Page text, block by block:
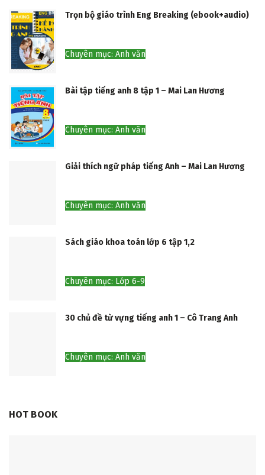
Trọn bộ giáo trình Eng Breaking (ebook+audio)
Chuyên mục: Anh văn
Bài tập tiếng anh 8 tập 1 – Mai Lan Hương
Chuyên mục: Anh văn
Giải thích ngữ pháp tiếng Anh – Mai Lan Hương
Chuyên mục: Anh văn
Sách giáo khoa toán lớp 6 tập 1,2
Chuyên mục: Lớp 6-9
30 chủ đề từ vựng tiếng anh 1 – Cô Trang Anh
Chuyên mục: Anh văn
HOT BOOK